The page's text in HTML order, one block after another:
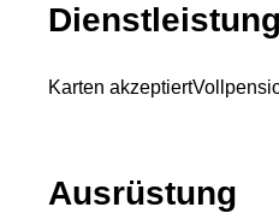
Karten akzeptiert
Ausrüstung